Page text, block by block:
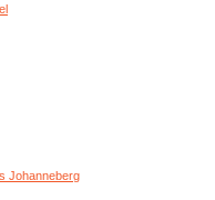
Johanneberg